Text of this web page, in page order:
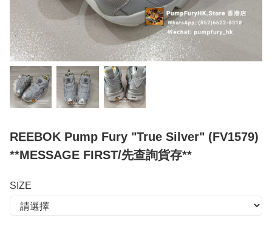
REEBOK Pump Fury "True Silver" (FV1579)
**MESSAGE FIRST/先查詢貨存**
SIZE